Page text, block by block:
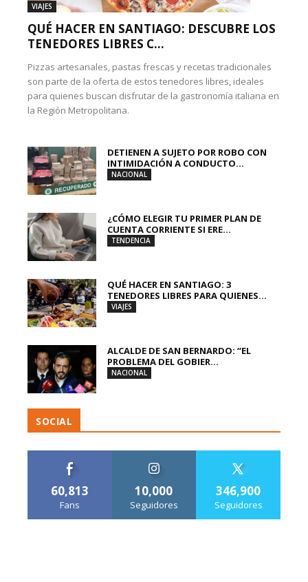
VIAJES
QUÉ HACER EN SANTIAGO: DESCUBRE LOS
TENEDORES LIBRES C...
Pizzas artesanales, pastas frescas y recetas tradicionales
son parte de la oferta de estos tenedores libres, ideales
para quienes buscan disfrutar de la gastronomía italiana en
la Región Metropolitana.
DETIENEN A SUJETO POR ROBO CON
INTIMIDACIÓN A CONDUCTO...
NACIONAL
¿CÓMO ELEGIR TU PRIMER PLAN DE
CUENTA CORRIENTE SI ERE...
TENDENCIA
QUÉ HACER EN SANTIAGO: 3
TENEDORES LIBRES PARA QUIENES...
VIAJES
ALCALDE DE SAN BERNARDO: “EL
PROBLEMA DEL GOBIER...
NACIONAL
SOCIAL
60,813
Fans
10,000
Seguidores
346,900
Seguidores